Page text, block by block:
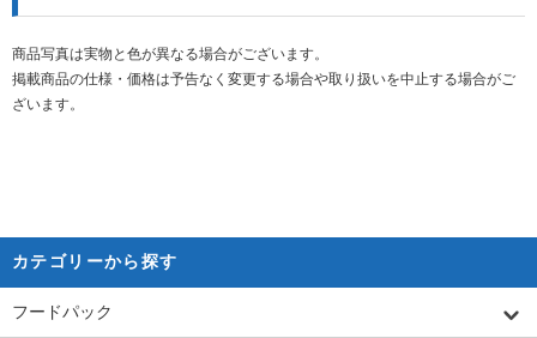
商品写真は実物と色が異なる場合がございます。
掲載商品の仕様・価格は予告なく変更する場合や取り扱いを中止する場合がご
ざいます。
カテゴリーから探す
フードパック